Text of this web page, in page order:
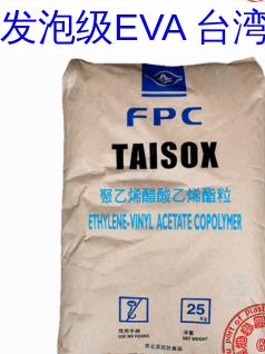
发泡级EVA 台